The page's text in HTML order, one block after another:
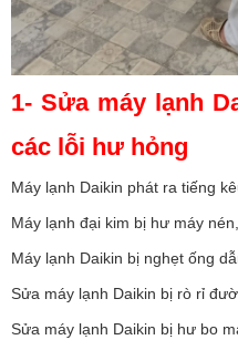
1- Sửa máy lạnh
các lỗi hư hỏng
Máy lạnh Daikin phát ra tiếng
Máy lạnh đại kim bị hư máy
Máy lạnh Daikin bị nghẹt ống
Sửa máy lạnh Daikin bị rò rỉ
Sửa máy lạnh Daikin bị hư bo